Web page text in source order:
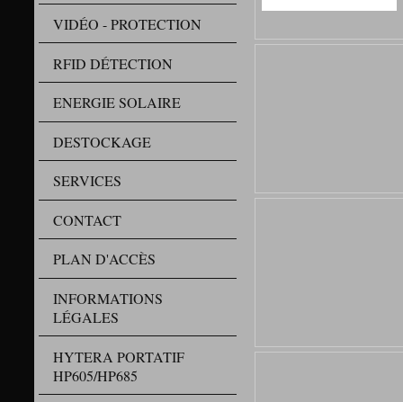
VIDÉO - PROTECTION
RFID DÉTECTION
ENERGIE SOLAIRE
DESTOCKAGE
SERVICES
CONTACT
PLAN D'ACCÈS
INFORMATIONS
LÉGALES
HYTERA PORTATIF
HP605/HP685